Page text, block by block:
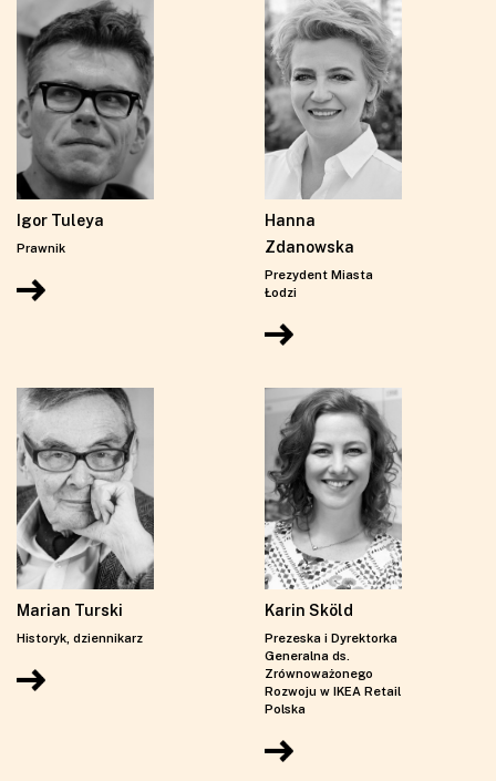
Igor Tuleya
Prawnik
Hanna
Zdanowska
Prezydent Miasta
Łodzi
Marian Turski
Historyk, dziennikarz
Karin Sköld
Prezeska i Dyrektorka
Generalna ds.
Zrównoważonego
Rozwoju w IKEA Retail
Polska